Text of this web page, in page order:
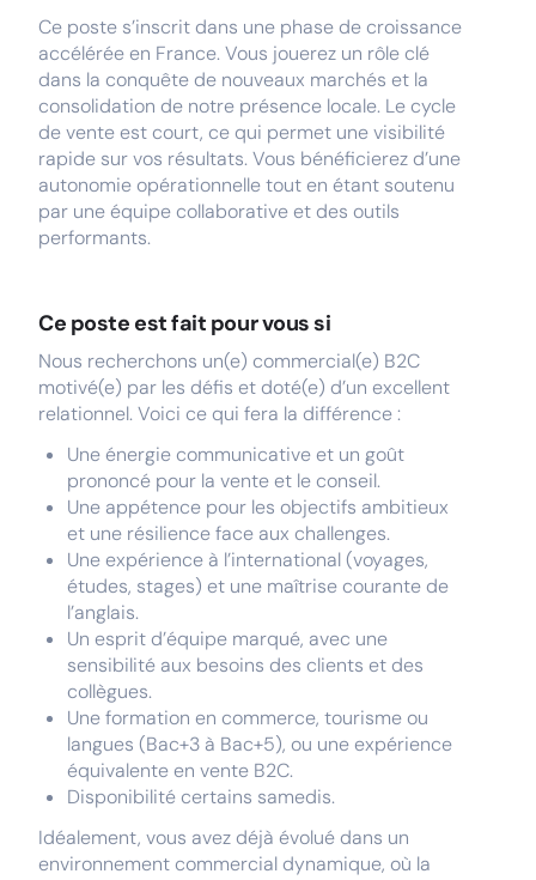
Ce poste s’inscrit dans une phase de croissance
accélérée en France. Vous jouerez un rôle clé
dans la conquête de nouveaux marchés et la
consolidation de notre présence locale. Le cycle
de vente est court, ce qui permet une visibilité
rapide sur vos résultats. Vous bénéficierez d’une
autonomie opérationnelle tout en étant soutenu
par une équipe collaborative et des outils
performants.
Ce poste est fait pour vous si
Nous recherchons un(e) commercial(e) B2C
motivé(e) par les défis et doté(e) d’un excellent
relationnel. Voici ce qui fera la différence :
Une énergie communicative et un goût
prononcé pour la vente et le conseil.
Une appétence pour les objectifs ambitieux
et une résilience face aux challenges.
Une expérience à l’international (voyages,
études, stages) et une maîtrise courante de
l’anglais.
Un esprit d’équipe marqué, avec une
sensibilité aux besoins des clients et des
collègues.
Une formation en commerce, tourisme ou
langues (Bac+3 à Bac+5), ou une expérience
équivalente en vente B2C.
Disponibilité certains samedis.
Idéalement, vous avez déjà évolué dans un
environnement commercial dynamique, où la